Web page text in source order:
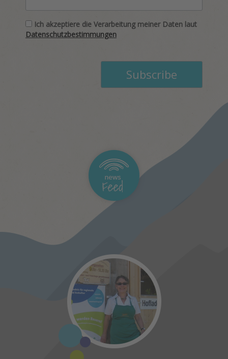
Ich akzeptiere die Verarbeitung meiner Daten laut
Datenschutzbestimmungen